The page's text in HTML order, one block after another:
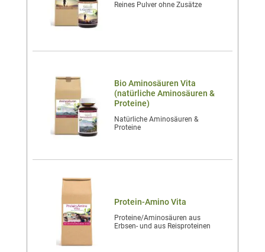
Reines Pulver ohne Zusätze
Bio Aminosäuren Vita
(natürliche Aminosäuren &
Proteine)
Natürliche Aminosäuren &
Proteine
Protein-Amino Vita
Proteine/Aminosäuren aus
Erbsen- und aus Reisproteinen